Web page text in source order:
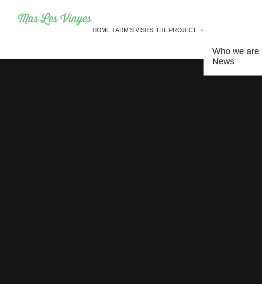
HOME FARM’S VISITS THE PROJECT
Who we are
News